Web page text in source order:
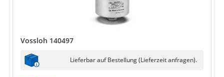
Vossloh 140497
Lieferbar auf Bestellung (Lieferzeit anfragen).